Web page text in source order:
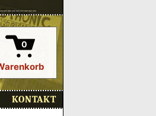
0
KONTAKT